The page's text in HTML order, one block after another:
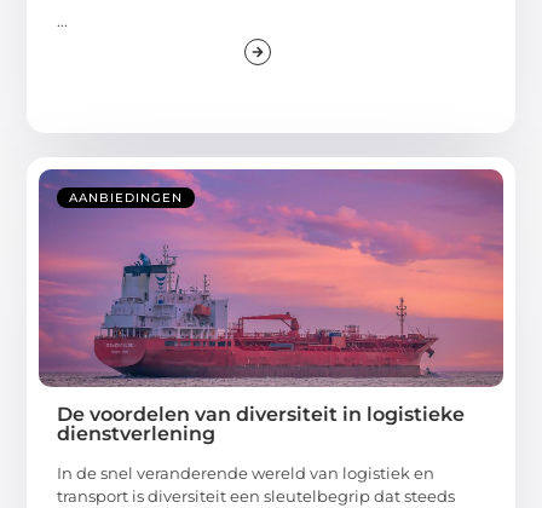
...
AANBIEDINGEN
De voordelen van diversiteit in logistieke
dienstverlening
In de snel veranderende wereld van logistiek en
transport is diversiteit een sleutelbegrip dat steeds